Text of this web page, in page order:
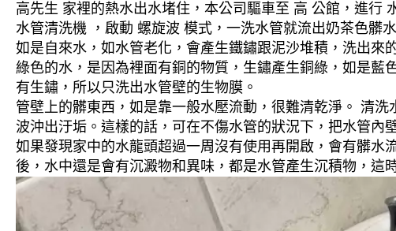
高先生 家裡的熱水出水堵住，本公司驅車至 高 公館，進行
水管清洗機 ，啟動 螺旋波 模式，一洗水管就流出奶茶色髒
如是自來水，如水管老化，會產生鐵鏽跟泥沙堆積，洗出
綠色的水，是因為裡面有銅的物質，生鏽產生銅綠，如是藍
有生鏽，所以只洗出水管壁的生物膜。
管壁上的髒東西，如是靠一般水壓流動，很難清乾淨。 清
波沖出汙垢。這樣的話，可在不傷水管的狀況下，把水管內
如果發現家中的水龍頭超過一周沒有使用再開啟，會有髒
後，水中還是會有沉澱物和異味，都是水管產生沉積物，這